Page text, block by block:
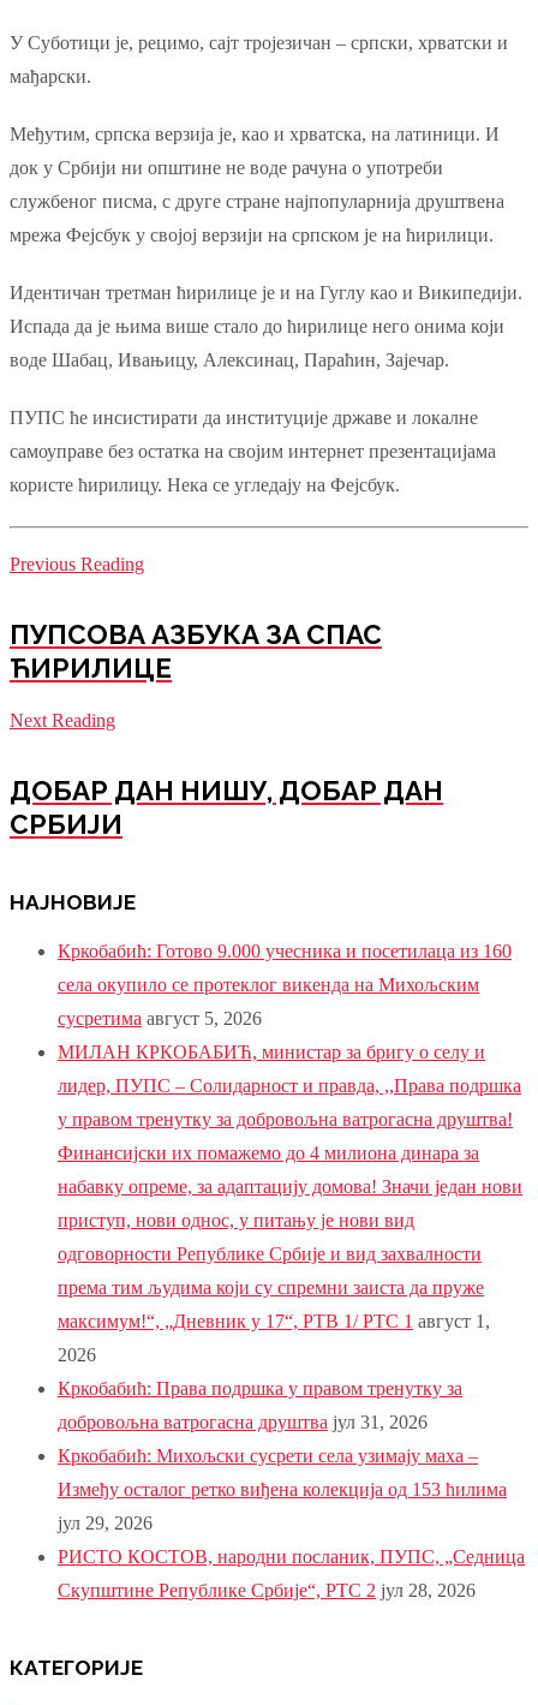
У Суботици је, рецимо, сајт тројезичан – српски, хрватски и
мађарски.
Међутим, српска верзија је, као и хрватска, на латиници. И
док у Србији ни општине не воде рачуна о употреби
службеног писма, с друге стране најпопуларнија друштвена
мрежа Фејсбук у својој верзији на српском је на ћирилици.
Идентичан третман ћирилице је и на Гуглу као и Википедији.
Испада да је њима више стало до ћирилице него онима који
воде Шабац, Ивањицу, Алексинац, Параћин, Зајечар.
ПУПС ће инсистирати да институције државе и локалне
самоуправе без остатка на својим интернет презентацијама
користе ћирилицу. Нека се угледају на Фејсбук.
Previous Reading
ПУПСОВА АЗБУКА ЗА СПАС
ЋИРИЛИЦЕ
Next Reading
ДОБАР ДАН НИШУ, ДОБАР ДАН
СРБИЈИ
НАЈНОВИЈЕ
Кркобабић: Готово 9.000 учесника и посетилаца из 160
села окупило се протеклог викенда на Михољским
сусретима август 5, 2026
МИЛАН КРКОБАБИЋ, министар за бригу о селу и
лидер, ПУПС – Солидарност и правда, ,,Права подршка
у правом тренутку за добровољна ватрогасна друштва!
Финансијски их помажемо до 4 милиона динара за
набавку опреме, за адаптацију домова! Значи један нови
приступ, нови однос, у питању је нови вид
одговорности Републике Србије и вид захвалности
према тим људима који су спремни заиста да пруже
максимум!“, „Дневник у 17“, РТВ 1/ РТС 1 август 1,
2026
Кркобабић: Права подршка у правом тренутку за
добровољна ватрогасна друштва јул 31, 2026
Кркобабић: Михољски сусрети села узимају маха –
Између осталог ретко виђена колекција од 153 ћилима
јул 29, 2026
РИСТО КОСТОВ, народни посланик, ПУПС, „Седница
Скупштине Републике Србије“, РТС 2 јул 28, 2026
КАТЕГОРИЈЕ